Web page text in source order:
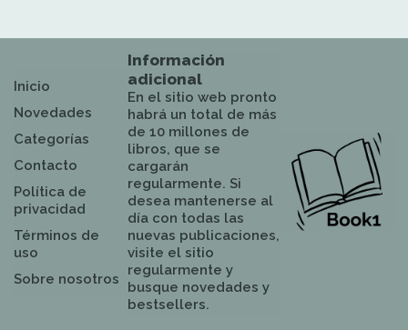
Inicio
Novedades
Categorías
Contacto
Política de
privacidad
Términos de
uso
Sobre nosotros
Información
adicional
En el sitio web pronto
habrá un total de más
de 10 millones de
libros, que se
cargarán
regularmente. Si
desea mantenerse al
día con todas las
nuevas publicaciones,
visite el sitio
regularmente y
busque novedades y
bestsellers.